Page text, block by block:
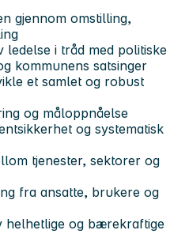
gjennom omstilling,
ledelse i tråd med politiske
kommunens satsinger
et samlet og robust
og måloppnåelse
og systematisk
tjenester, sektorer og
fra ansatte, brukere og
helhetlige og bærekraftige